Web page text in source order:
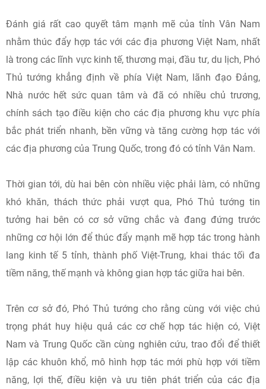
Đánh giá rất cao quyết tâm mạnh mẽ của tỉnh Vân Nam
nhằm thúc đẩy hợp tác với các địa phương Việt Nam, nhất
là trong các lĩnh vực kinh tế, thương mại, đầu tư, du lịch, Phó
Thủ tướng khẳng định về phía Việt Nam, lãnh đạo Đảng,
Nhà nước hết sức quan tâm và đã có nhiều chủ trương,
chính sách tạo điều kiện cho các địa phương khu vực phía
bắc phát triển nhanh, bền vững và tăng cường hợp tác với
các địa phương của Trung Quốc, trong đó có tỉnh Vân Nam.
Thời gian tới, dù hai bên còn nhiều việc phải làm, có những
khó khăn, thách thức phải vượt qua, Phó Thủ tướng tin
tưởng hai bên có cơ sở vững chắc và đang đứng trước
những cơ hội lớn để thúc đẩy mạnh mẽ hợp tác trong hành
lang kinh tế 5 tỉnh, thành phố Việt-Trung, khai thác tối đa
tiềm năng, thế mạnh và không gian hợp tác giữa hai bên.
Trên cơ sở đó, Phó Thủ tướng cho rằng cùng với việc chú
trọng phát huy hiệu quả các cơ chế hợp tác hiện có, Việt
Nam và Trung Quốc cần cùng nghiên cứu, trao đổi để thiết
lập các khuôn khổ, mô hình hợp tác mới phù hợp với tiềm
năng, lợi thế, điều kiện và ưu tiên phát triển của các địa